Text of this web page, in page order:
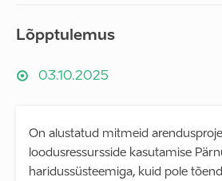
Lõpptulemus
03.10.2025
On alustatud mitmeid
loodusressursside kasutamise
haridussüsteemiga, kuid pole